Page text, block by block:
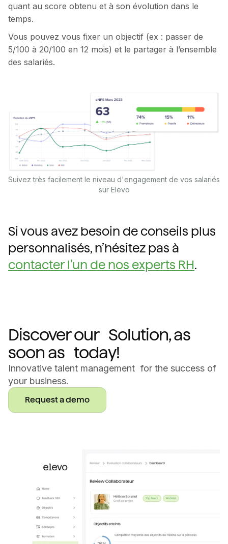
quant au score obtenu et à son évolution dans le
temps.
Vous pouvez vous fixer un objectif (ex : passer de
5/100 à 20/100 en 12 mois) et le partager à l’ensemble
des salariés.
Suivez très facilement le niveau d'engagement de vos salariés
sur Elevo
Si vous avez besoin de conseils plus
personnalisés, n’hésitez pas à
contacter l’un de nos experts RH.
Discover our Solution, as
soon as today!
Innovative talent management for the success of
your business.
Request a demo